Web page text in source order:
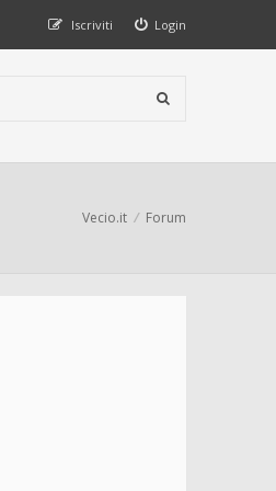
Login
Iscriviti
Vecio.it Forum